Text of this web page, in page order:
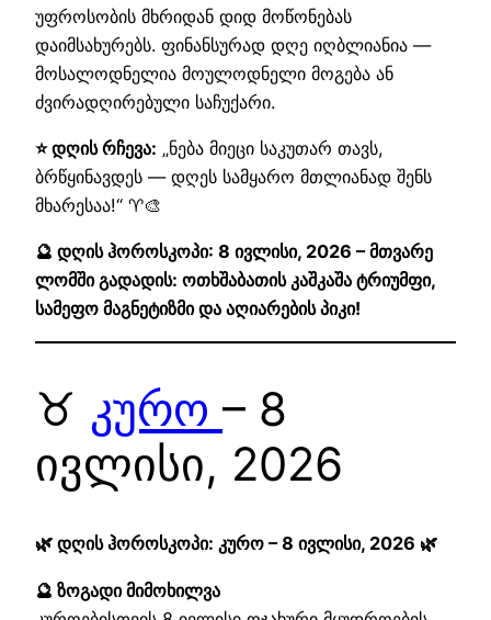
უფროსობის მხრიდან დიდ მოწონებას
დაიმსახურებს. ფინანსურად დღე იღბლიანია —
მოსალოდნელია მოულოდნელი მოგება ან
ძვირადღირებული საჩუქარი.
⭐ დღის რჩევა: „ნება მიეცი საკუთარ თავს,
ბრწყინავდეს — დღეს სამყარო მთლიანად შენს
მხარესაა!“ ♈🎨
🔮 დღის ჰოროსკოპი: 8 ივლისი, 2026 – მთვარე
ლომში გადადის: ოთხშაბათის კაშკაშა ტრიუმფი,
სამეფო მაგნეტიზმი და აღიარების პიკი!
♉ კურო – 8
ივლისი, 2026
🌿 დღის ჰოროსკოპი: კურო – 8 ივლისი, 2026 🌿
🔮 ზოგადი მიმოხილვა